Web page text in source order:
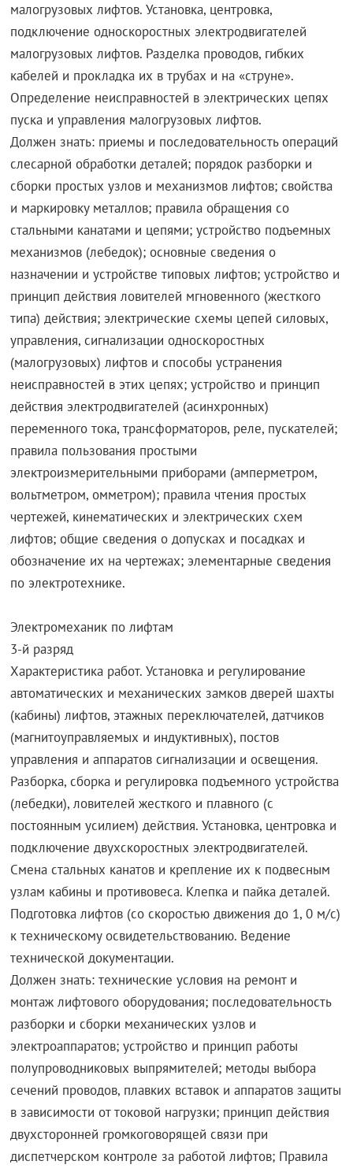
малогрузовых лифтов. Установка, центровка,
подключение односкоростных электродвигателей
малогрузовых лифтов. Разделка проводов, гибких
кабелей и прокладка их в трубах и на «струне».
Определение неисправностей в электрических цепях
пуска и управления малогрузовых лифтов.
Должен знать: приемы и последовательность операций
слесарной обработки деталей; порядок разборки и
сборки простых узлов и механизмов лифтов; свойства
и маркировку металлов; правила обращения со
стальными канатами и цепями; устройство подъемных
механизмов (лебедок); основные сведения о
назначении и устройстве типовых лифтов; устройство и
принцип действия ловителей мгновенного (жесткого
типа) действия; электрические схемы цепей силовых,
управления, сигнализации односкоростных
(малогрузовых) лифтов и способы устранения
неисправностей в этих цепях; устройство и принцип
действия электродвигателей (асинхронных)
переменного тока, трансформаторов, реле, пускателей;
правила пользования простыми
электроизмерительными приборами (амперметром,
вольтметром, омметром); правила чтения простых
чертежей, кинематических и электрических схем
лифтов; общие сведения о допусках и посадках и
обозначение их на чертежах; элементарные сведения
по электротехнике.
Электромеханик по лифтам
3-й разряд
Характеристика работ. Установка и регулирование
автоматических и механических замков дверей шахты
(кабины) лифтов, этажных переключателей, датчиков
(магнитоуправляемых и индуктивных), постов
управления и аппаратов сигнализации и освещения.
Разборка, сборка и регулировка подъемного устройства
(лебедки), ловителей жесткого и плавного (с
постоянным усилием) действия. Установка, центровка и
подключение двухскоростных электродвигателей.
Смена стальных канатов и крепление их к подвесным
узлам кабины и противовеса. Клепка и пайка деталей.
Подготовка лифтов (со скоростью движения до 1, 0 м/с)
к техническому освидетельствованию. Ведение
технической документации.
Должен знать: технические условия на ремонт и
монтаж лифтового оборудования; последовательность
разборки и сборки механических узлов и
электроаппаратов; устройство и принцип работы
полупроводниковых выпрямителей; методы выбора
сечений проводов, плавких вставок и аппаратов защиты
в зависимости от токовой нагрузки; принцип действия
двухсторонней громкоговорящей связи при
диспетчерском контроле за работой лифтов; Правила